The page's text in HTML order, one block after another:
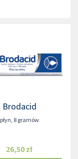
Brodacid
płyn, 8 gramów
26,50 zł